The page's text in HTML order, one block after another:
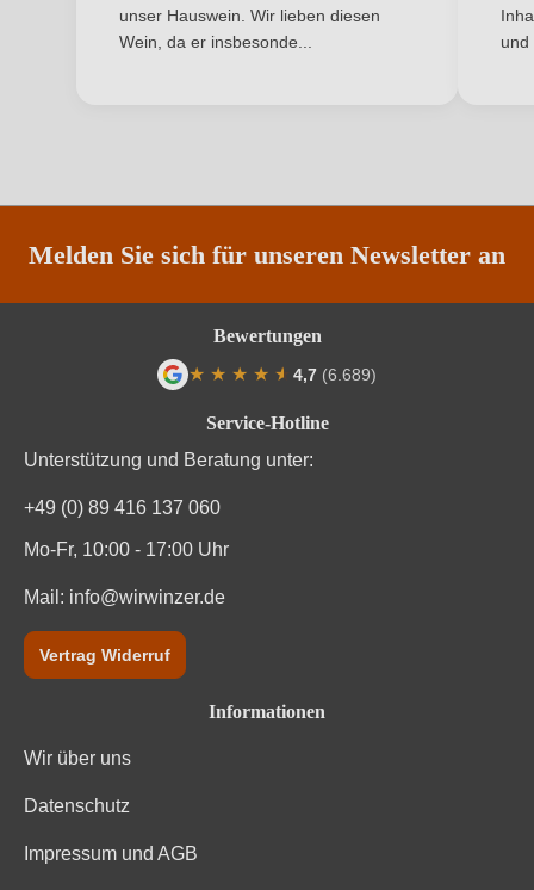
0,75 L
Qualität
Rebsorte Pinot Blanc
Säuregehalt in g/L
Traubenfarbe
unser Hauswein. Wir lieben diesen
Wein, da er insbesonde...
und
Melden Sie sich für unseren Newsletter an
Service-Hotline
Unterstützung und Beratung unter:
+49 (0) 89 416 137 060
Mo-Fr, 10:00 - 17:00 Uhr
Mail: info@wirwinzer.de
Vertrag Widerruf
Informationen
Wir über uns
Datenschutz
Impressum und AGB
Bewertungen
★ ★ ★ ★ ★
★ 4,7 (6.689)